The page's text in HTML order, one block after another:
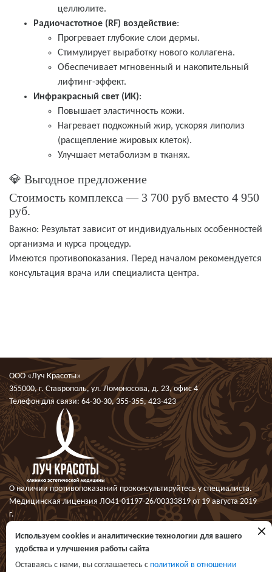
целлюлите.
Радиочастотное (RF) воздействие:
Прогревает глубокие слои дермы.
Стимулирует выработку нового коллагена.
Обеспечивает мгновенный и накопительный
лифтинг-эффект.
Инфракрасный свет (ИК):
Повышает эластичность кожи.
Нагревает подкожный жир, ускоряя липолиз
(расщепление жировых клеток).
Улучшает метаболизм в тканях.
💎 Выгодное предложение
Стоимость комплекса — 3 700 руб вместо 4 950
руб.
Важно: Результат зависит от индивидуальных особенностей
организма и курса процедур.
Имеются противопоказания. Перед началом рекомендуется
консультация врача или специалиста центра.
ООО «Луч Красоты»
355000, г. Ставрополь, ул. Ломоносова, д. 23, офис 4
Телефон для связи: 64-30-30,355-355,423-423
О наличии противопоказаний проконсультируйтесь у специалиста.
Медицинская лицензия ЛО41-01197-26/00333819 от 19 августа 2019
г.
Используем cookies и аналитические технологии для вашего
удобства и улучшения работы сайта
Оставаясь с нами, вы соглашаетесь с политикой в отношении
запись